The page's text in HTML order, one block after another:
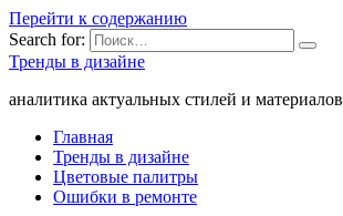
Перейти к содержанию
Search for:
Тренды в дизайне
аналитика актуальных стилей и материалов
Главная
Тренды в дизайне
Цветовые палитры
Ошибки в ремонте